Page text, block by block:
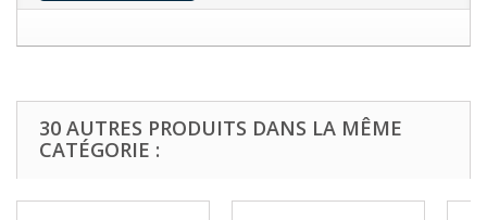
30 AUTRES PRODUITS DANS LA MÊME
CATÉGORIE :